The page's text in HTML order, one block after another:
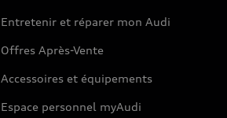
Entretenir et réparer mon Audi
Offres Après-Vente
Accessoires et équipements
Espace personnel myAudi